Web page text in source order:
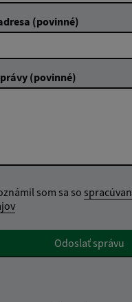
(povinné)
(povinné)
som sa so
ResponseOdoslať správu